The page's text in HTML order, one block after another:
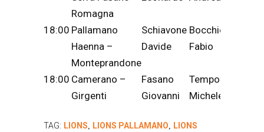
Romagna
18:00 Pallamano
Haenna –
Monteprandone
Schiavone
Davide
Bocchieri
Fabio
18:00 Camerano –
Girgenti
Fasano
Giovanni
Tempone
Michele
TAG: LIONS LIONS PALLAMANO
LIONS